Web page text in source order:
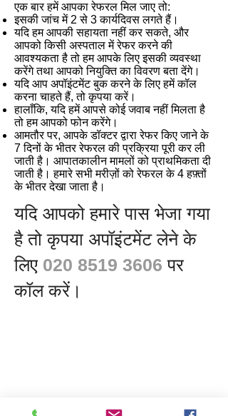
एक बार हमें आपका रेफरल मिल जाए तो:
इसकी जांच में 2 से 3 कार्यदिवस लगते हैं।
यदि हम आपकी सहायता नहीं कर सकते, और
आपको किसी अस्पताल में रेफर करने की
आवश्यकता है तो हम आपके लिए इसकी व्यवस्था
करेंगे तथा आपको नियुक्ति का विवरण बता देंगे।
यदि आप अपॉइंटमेंट बुक करने के लिए हमें कॉल
करना चाहते हैं, तो कृपया करें।
हालाँकि, यदि हमें आपसे कोई जवाब नहीं मिलता है
तो हम आपको फोन करेंगे।
आमतौर पर, आपके डॉक्टर द्वारा रेफर किए जाने के
7 दिनों के भीतर रेफरल की प्रक्रिया पूरी कर ली
जाती है। आपातकालीन मामलों को प्राथमिकता दी
जाती है। हमारे सभी मरीज़ों को रेफरल के 4 हफ़्तों
के भीतर देखा जाता है।
यदि आपको हमारे पास भेजा गया
है तो कृपया अपॉइंटमेंट लेने के
लिए 020 8519 3606 पर
कॉल करें।
शुक्रवार: सुबह 9 बजे से शाम 5:00 बजे तक